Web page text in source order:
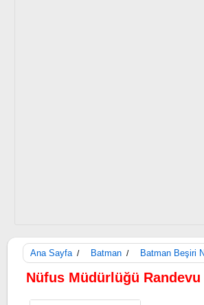
Ana Sayfa / Batman / Batman Beşiri
Nüfus Müdürlüğü Randevu